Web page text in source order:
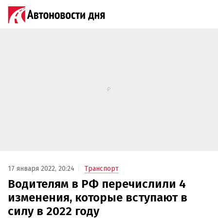
17 января 2022, 20:24 Транспорт
Водителям в РФ перечислили 4
изменения, которые вступают в
силу в 2022 году